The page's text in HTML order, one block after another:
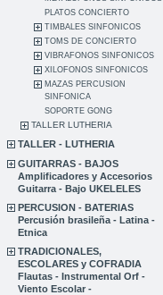
PLATOS CONCIERTO
TIMBALES SINFONICOS
TOMS DE CONCIERTO
VIBRAFONOS SINFONICOS
XILOFONOS SINFONICOS
MAZAS PERCUSION
SINFONICA
SOPORTE GONG
TALLER LUTHERIA
TALLER - LUTHERIA
GUITARRAS - BAJOS
Amplificadores y Accesorios
Guitarra - Bajo UKELELES
PERCUSION - BATERIAS
Percusión brasileña - Latina -
Etnica
TRADICIONALES,
ESCOLARES y COFRADIA
Flautas - Instrumental Orf -
Viento Escolar -